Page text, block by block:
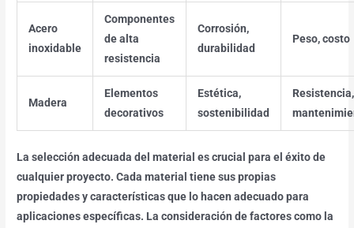
Acero
inoxidable
Componentes
de alta
resistencia
Corrosión,
durabilidad
Peso, costo
Madera
Elementos
decorativos
Estética,
sostenibilidad
Resistencia,
La selección adecuada del material es crucial para el éxito de
cualquier proyecto. Cada material tiene sus propias
propiedades y características que lo hacen adecuado para
aplicaciones específicas. La consideración de factores como la